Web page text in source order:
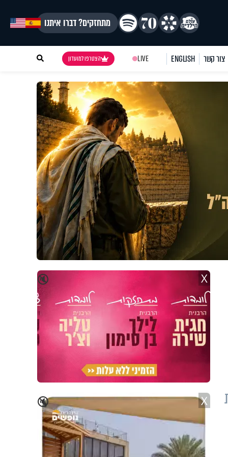
מתחזקים? דברו איתנו
צור קשר ENGLISH
LIVE הצטרפו למועדון
🔇 X
🔇 X